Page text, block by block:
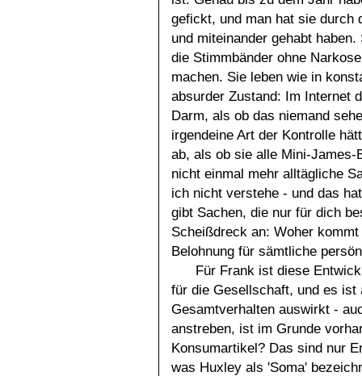
gefickt, und man hat sie durch
und miteinander gehabt
die Stimmbänder ohne
machen. Sie leben wie in
absurder Zustand: Im Internet
Darm, als ob das niemand
irgendeine Art der Kontrolle
ab, als ob sie alle Mini-James-
nicht einmal mehr alltägliche
ich nicht verstehe - und das
gibt Sachen, die nur für dich
Scheißdreck an: Woher
Belohnung für sämtliche
Für Frank ist diese
für die Gesellschaft, und es
Gesamtverhalten auswirkt -
anstreben, ist im Grunde
Konsumartikel? Das sind nur
was Huxley als 'Soma'